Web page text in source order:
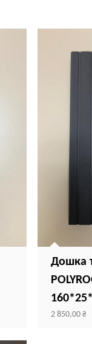
Дошка
2 850,00 ₴